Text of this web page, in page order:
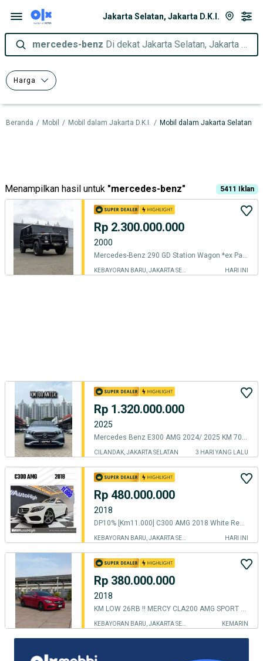
Jakarta Selatan, Jakarta D.K.I.
mercedes-benz Di dekat Jakarta Selatan, Jakarta D.K.I.
Harga
Beranda / Mobil / Mobil dalam Jakarta D.K.I. / Mobil dalam Jakarta Selatan
Menampilkan hasil untuk "mercedes-benz" 5411 Iklan
Rp 2.300.000.000
2000
Mercedes-Benz 290 GD Station Wagon *ex Paspampres* 2000
HARI INI
Rp 1.320.000.000
2025
Mercedes Benz E300 AMG 2024/ 2025 KM 700 ANTIK Mercy E300 E 300
CILANDAK, JAKARTA SELATAN 3 HARI YANG LALU
Rp 480.000.000
2018
DP10% [Km11.000] C300 AMG 2018 White Reg 2019 #AUTOHIGH
HARI INI
Rp 380.000.000
2018
KM LOW 26RB !! MERCY CLA200 AMG SPORT CLA 200 2018 AT MDL 2019/2017
KEMARIN